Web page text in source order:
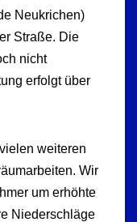
Neukrichen)
Straße. Die
nicht
erfolgt über
weiteren
Wir
um erhöhte
Niederschläge